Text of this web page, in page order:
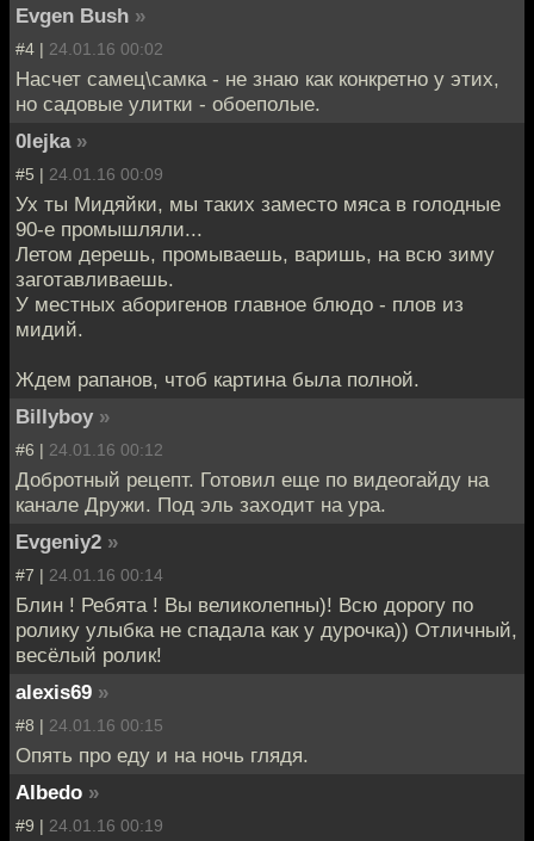
Evgen Bush »
#4 | 24.01.16 00:02
Насчет самец\самка - не знаю как конкретно у этих,
но садовые улитки - обоеполые.
0lejka »
#5 | 24.01.16 00:09
Ух ты Мидяйки, мы таких заместо мяса в голодные
90-е промышляли...
Летом дерешь, промываешь, варишь, на всю зиму
заготавливаешь.
У местных аборигенов главное блюдо - плов из
мидий.
Ждем рапанов, чтоб картина была полной.
Billyboy »
#6 | 24.01.16 00:12
Добротный рецепт. Готовил еще по видеогайду на
канале Дружи. Под эль заходит на ура.
Evgeniy2 »
#7 | 24.01.16 00:14
Блин ! Ребята ! Вы великолепны)! Всю дорогу по
ролику улыбка не спадала как у дурочка)) Отличный,
весёлый ролик!
alexis69 »
#8 | 24.01.16 00:15
Опять про еду и на ночь глядя.
Albedo »
#9 | 24.01.16 00:19